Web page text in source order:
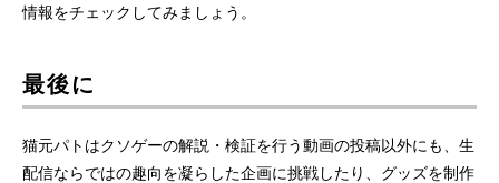
情報をチェックしてみましょう。
最後に
猫元パトはクソゲーの解説・検証を行う動画の投稿以外にも、生
配信ならではの趣向を凝らした企画に挑戦したり、グッズを制作